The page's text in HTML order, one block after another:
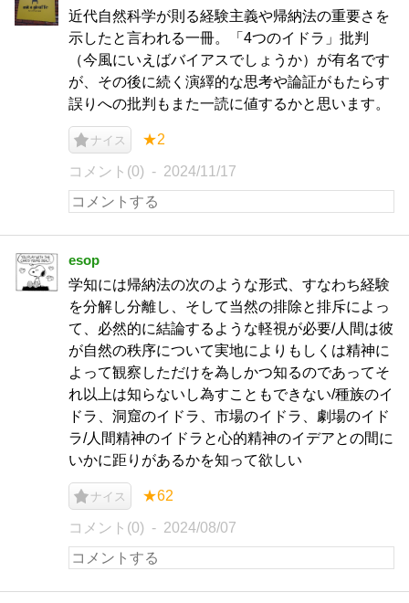
近代自然科学が則る経験主義や帰納法の重要さを
示したと言われる一冊。「4つのイドラ」批判
（今風にいえばバイアスでしょうか）が有名です
が、その後に続く演繹的な思考や論証がもたらす
誤りへの批判もまた一読に値するかと思います。
ナイス ★2
コメント(0) 2024/11/17
esop
学知には帰納法の次のような形式、すなわち経験
を分解し分離し、そして当然の排除と排斥によっ
て、必然的に結論するような軽視が必要/人間は彼
が自然の秩序について実地によりもしくは精神に
よって観察しただけを為しかつ知るのであってそ
れ以上は知らないし為すこともできない/種族のイ
ドラ、洞窟のイドラ、市場のイドラ、劇場のイド
ラ/人間精神のイドラと心的精神のイデアとの間に
いかに距りがあるかを知って欲しい
ナイス ★62
コメント(0) 2024/08/07